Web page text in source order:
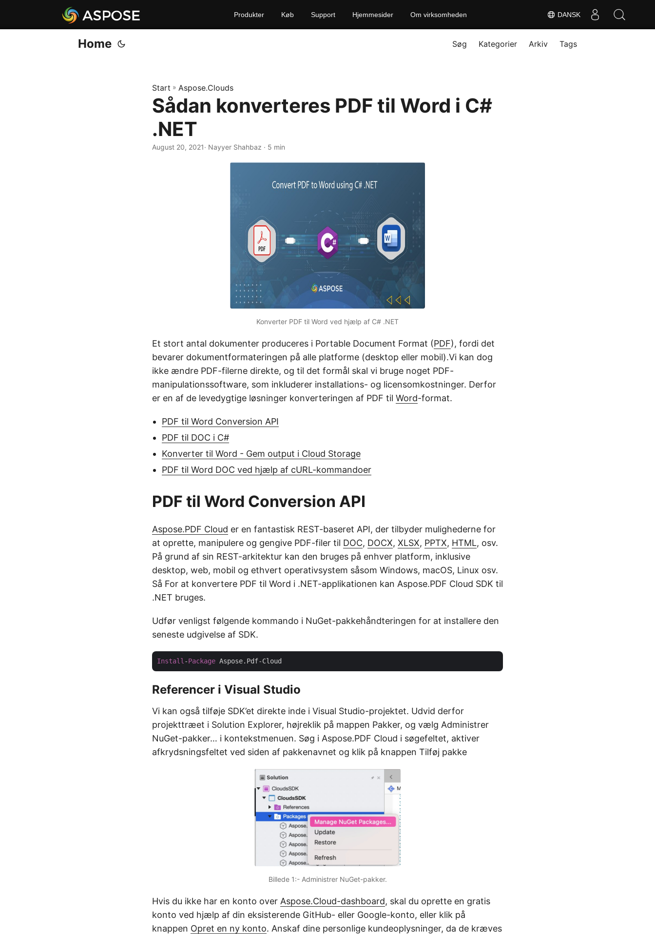
DANSK
Produkter Køb Support Hjemmesider Om virksomheden
Home Søg Kategorier Arkiv Tags
Start » Aspose.Clouds
Sådan konverteres PDF til Word i C#
.NET
August 20, 2021· Nayyer Shahbaz · 5 min
Konverter PDF til Word ved hjælp af C# .NET
Et stort antal dokumenter produceres i Portable Document Format (PDF), fordi det
bevarer dokumentformateringen på alle platforme (desktop eller mobil).Vi kan dog
ikke ændre PDF-filerne direkte, og til det formål skal vi bruge noget PDF-
manipulationssoftware, som inkluderer installations- og licensomkostninger. Derfor
er en af de levedygtige løsninger konverteringen af PDF til Word-format.
PDF til Word Conversion API
PDF til DOC i C#
Konverter til Word - Gem output i Cloud Storage
PDF til Word DOC ved hjælp af cURL-kommandoer
PDF til Word Conversion API
Aspose.PDF Cloud er en fantastisk REST-baseret API, der tilbyder mulighederne for
at oprette, manipulere og gengive PDF-filer til DOC, DOCX, XLSX, PPTX, HTML, osv.
På grund af sin REST-arkitektur kan den bruges på enhver platform, inklusive
desktop, web, mobil og ethvert operativsystem såsom Windows, macOS, Linux osv.
Så For at konvertere PDF til Word i .NET-applikationen kan Aspose.PDF Cloud SDK til
.NET bruges.
Udfør venligst følgende kommando i NuGet-pakkehåndteringen for at installere den
seneste udgivelse af SDK.
Install -Package
Referencer i Visual Studio
Vi kan også tilføje SDK’et direkte inde i Visual Studio-projektet. Udvid derfor
projekttræet i Solution Explorer, højreklik på mappen Pakker, og vælg Administrer
NuGet-pakker… i kontekstmenuen. Søg i Aspose.PDF Cloud i søgefeltet, aktiver
afkrydsningsfeltet ved siden af pakkenavnet og klik på knappen Tilføj pakke
Billede 1:- Administrer NuGet-pakker.
Hvis du ikke har en konto over Aspose.Cloud-dashboard, skal du oprette en gratis
konto ved hjælp af din eksisterende GitHub- eller Google-konto, eller klik på
knappen Opret en ny konto. Anskaf dine personlige kundeoplysninger, da de kræves